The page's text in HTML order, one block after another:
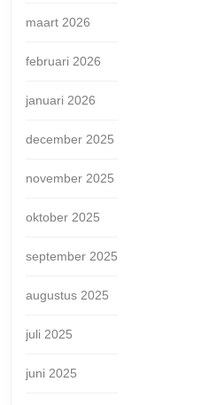
maart 2026
februari 2026
januari 2026
december 2025
november 2025
oktober 2025
september 2025
augustus 2025
juli 2025
juni 2025